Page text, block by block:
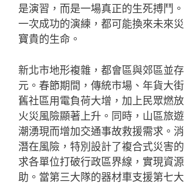
是演習，而是一場真正的生死搏鬥
一次成功的演練，都可能換來未來
寶貴的生命。
新北市地形複雜，都會區與郊區並
元。春節期間，傳統市場、年貨大
舊社區用電負荷大增，加上民眾燃
火災風險顯著上升。同時，山區旅
潮湧現而增加交通事故救援需求。
潛在風險，特別設計了複合式災害
求各單位打破行政區界線，實現資
助。當第三大隊的器材車支援第七